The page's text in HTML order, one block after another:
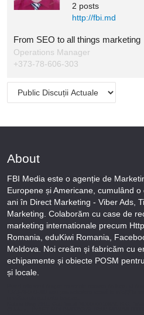
2 posts
http://fbi.md
From SEO to all things marketing
Operations Manager
+373-78-606-303
About
FBI Media este o agenție de
Europene și Americane, cumulând
ani în Direct Marketing - Viber Ads,
Marketing. Colaborăm cu case de
marketing internationale precum
Romania, eduKiwi Romania,
Moldova. Noi creăm și fabricăm cu
echipamente și obiecte POSM
și locale.